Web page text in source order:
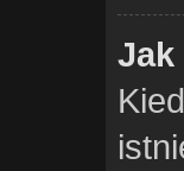
Jak